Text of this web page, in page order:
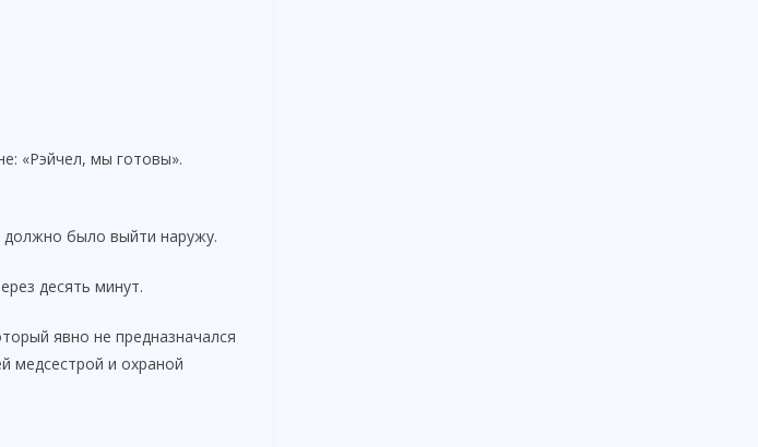
«Рэйчел, мы готовы».
было выйти наружу.
десять минут.
явно не предназначался
медсестрой и охраной